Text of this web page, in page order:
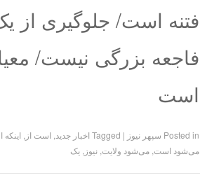
فتنه است/ جلوگیری از
فاجعه بزرگی نیست/
است
Posted in سپهر نیوز |
Tagged اخبار جدید, است از, اینکه
می‌‌‌‌شود است,می‌‌‌‌شود ولایت,نیوز,یک